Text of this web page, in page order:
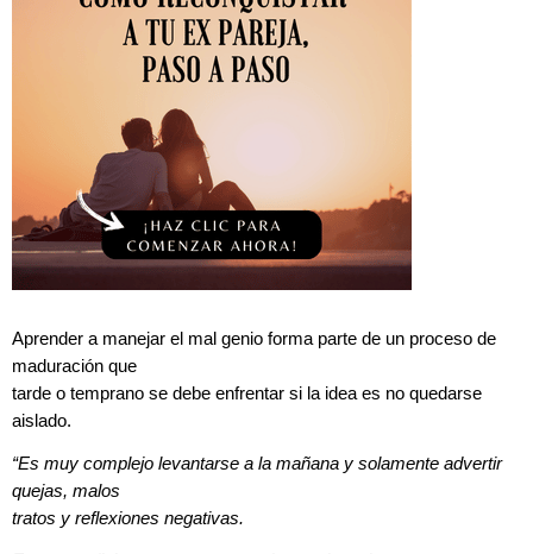
Aprender a manejar el mal genio forma parte de un proceso de
maduración que
tarde o temprano se debe enfrentar si la idea es no quedarse
aislado.
“Es muy complejo levantarse a la mañana y solamente advertir
quejas, malos
tratos y reflexiones negativas.